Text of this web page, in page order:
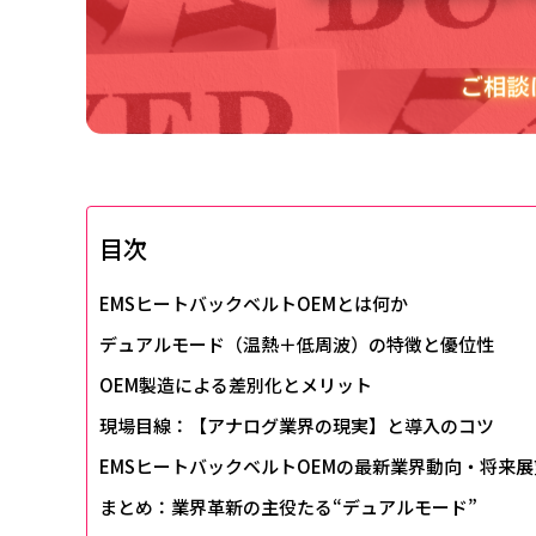
目次
EMSヒートバックベルトOEMとは何か
デュアルモード（温熱＋低周波）の特徴と優位性
OEM製造による差別化とメリット
現場目線：【アナログ業界の現実】と導入のコツ
EMSヒートバックベルトOEMの最新業界動向・将来
まとめ：業界革新の主役たる“デュアルモード”